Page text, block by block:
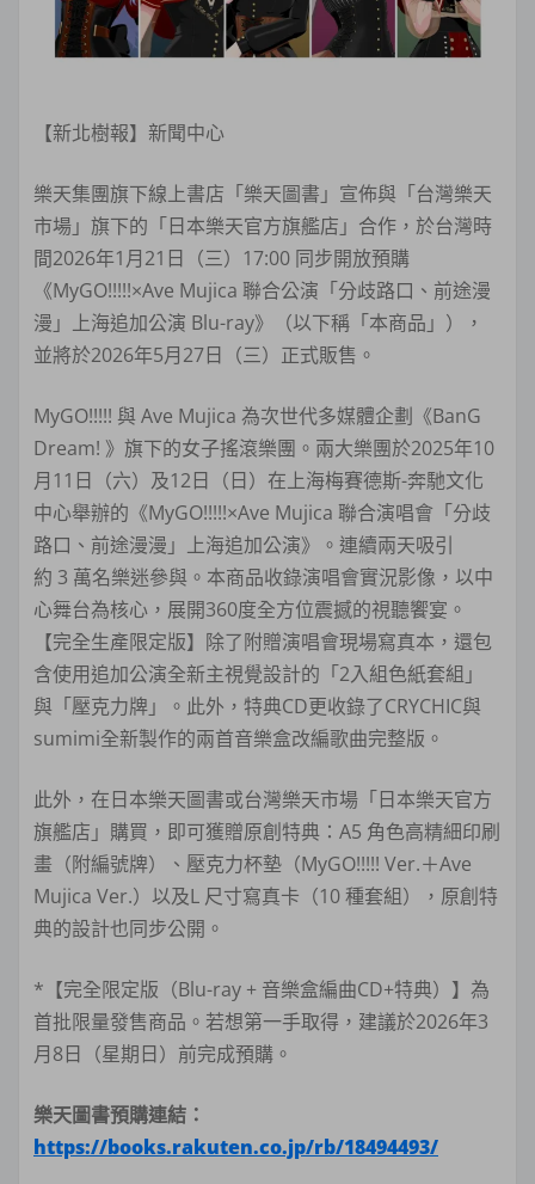
【新北樹報】新聞中心
樂天集團旗下線上書店「樂天圖書」宣佈與「台灣樂天
市場」旗下的「日本樂天官方旗艦店」合作，於台灣時
間2026年1月21日（三）17:00 同步開放預購
《MyGO!!!!!×Ave Mujica 聯合公演「分歧路口、前途漫
漫」上海追加公演 Blu-ray》（以下稱「本商品」），
並將於2026年5月27日（三）正式販售。
MyGO!!!!! 與 Ave Mujica 為次世代多媒體企劃《BanG
Dream! 》旗下的女子搖滾樂團。兩大樂團於2025年10
月11日（六）及12日（日）在上海梅賽德斯-奔馳文化
中心舉辦的《MyGO!!!!!×Ave Mujica 聯合演唱會「分歧
路口、前途漫漫」上海追加公演》。連續兩天吸引
約 3 萬名樂迷參與。本商品收錄演唱會實況影像，以中
心舞台為核心，展開360度全方位震撼的視聽饗宴。
【完全生產限定版】除了附贈演唱會現場寫真本，還包
含使用追加公演全新主視覺設計的「2入組色紙套組」
與「壓克力牌」。此外，特典CD更收錄了CRYCHIC與
sumimi全新製作的兩首音樂盒改編歌曲完整版。
此外，在日本樂天圖書或台灣樂天市場「日本樂天官方
旗艦店」購買，即可獲贈原創特典：A5 角色高精細印刷
畫（附編號牌）、壓克力杯墊（MyGO!!!!! Ver.＋Ave
Mujica Ver.）以及L 尺寸寫真卡（10 種套組），原創特
典的設計也同步公開。
*【完全限定版（Blu-ray + 音樂盒編曲CD+特典）】為
首批限量發售商品。若想第一手取得，建議於2026年3
月8日（星期日）前完成預購。
樂天圖書預購連結：
https://books.rakuten.co.jp/rb/18494493/